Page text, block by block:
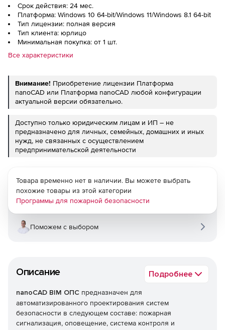
Срок действия: 24 мес.
Платформа: Windows 10 64-bit/Windows 11/Windows 8.1 64-bit
Тип лицензии: полная версия
Тип клиента: юрлицо
Минимальная покупка: от 1 шт.
Все характеристики
Внимание! Приобретение лицензии Платформа
nanoCAD или Платформа nanoCAD любой конфигурации
актуальной версии обязательно.
Доступно только юридическим лицам и ИП – не
предназначено для личных, семейных, домашних и иных
нужд, не связанных с осуществлением
предпринимательской деятельности
Описание Подробнее
nanoCAD BIM ОПС предназначен для
автоматизированного проектирования систем
безопасности в следующем составе: пожарная
сигнализация, оповещение, система контроля и
Товара временно нет в наличии. Вы можете выбрать
похожие товары из этой категории
Программы для пожарной безопасности
Поможем с выбором